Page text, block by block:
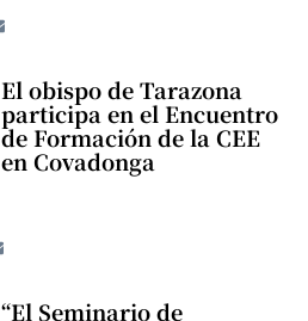
El obispo de Tarazona
participa en el Encuentro
de Formación de la CEE
en Covadonga
“El Seminario de